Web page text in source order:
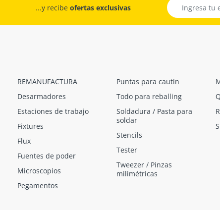
...y recibe ofertas exclusivas
REMANUFACTURA
Desarmadores
Estaciones de trabajo
Fixtures
Flux
Fuentes de poder
Microscopios
Pegamentos
Puntas para cautín
Todo para reballing
Soldadura / Pasta para
soldar
Stencils
Tester
Tweezer / Pinzas
milimétricas